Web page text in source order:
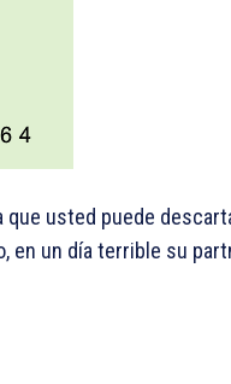
que usted puede
en un día terrible su